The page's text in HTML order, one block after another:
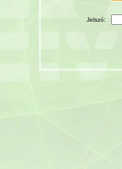
Jelszó: